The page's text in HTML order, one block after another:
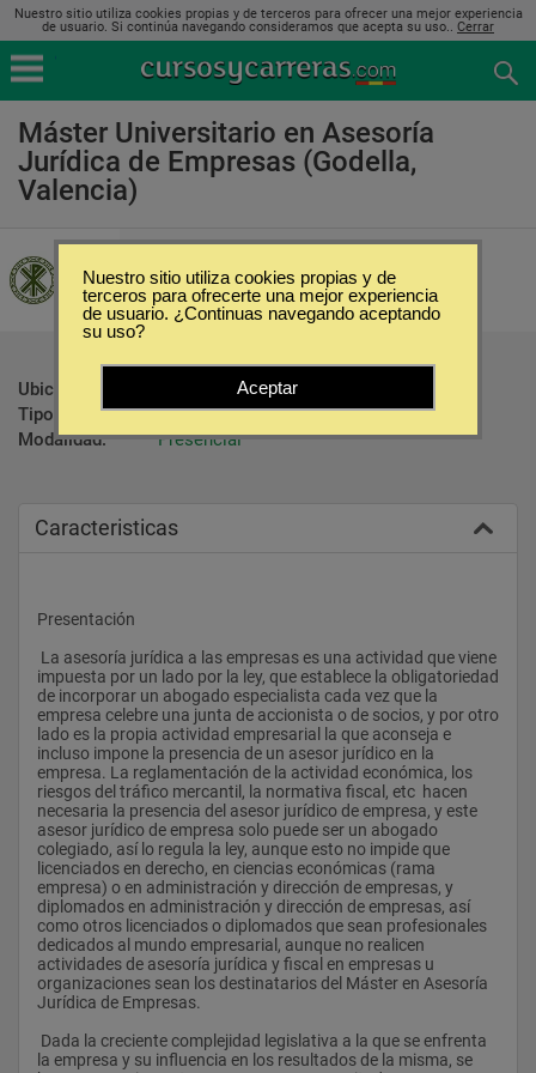
Nuestro sitio utiliza cookies propias y de terceros para ofrecer una mejor experiencia
de usuario. Si continúa navegando consideramos que acepta su uso.. Cerrar
Máster Universitario en Asesoría
Jurídica de Empresas (Godella,
Valencia)
Universidad Católica de Valencia
Ubicación:
Godella - Valencia
Tipo:
Maestrías
Modalidad:
Presencial
Caracteristicas
Presentación
impuesta por un lado por la ley, que establece la obligatoriedad
de incorporar un abogado especialista cada vez que la
empresa celebre una junta de accionista o de socios, y por otro
lado es la propia actividad empresarial la que aconseja e
incluso impone la presencia de un asesor jurídico en la
empresa. La reglamentación de la actividad económica, los
riesgos del tráfico mercantil, la normativa fiscal, etc  hacen
necesaria la presencia del asesor jurídico de empresa, y este
asesor jurídico de empresa solo puede ser un abogado
colegiado, así lo regula la ley, aunque esto no impide que
licenciados en derecho, en ciencias económicas (rama
empresa) o en administración y dirección de empresas, y
diplomados en administración y dirección de empresas, así
como otros licenciados o diplomados que sean profesionales
dedicados al mundo empresarial, aunque no realicen
actividades de asesoría jurídica y fiscal en empresas u
organizaciones sean los destinatarios del Máster en Asesoría
Jurídica de Empresas.
la empresa y su influencia en los resultados de la misma, se
Nuestro sitio utiliza cookies propias y de
terceros para ofrecerte una mejor experiencia
de usuario. ¿Continuas navegando aceptando
su uso?
Aceptar